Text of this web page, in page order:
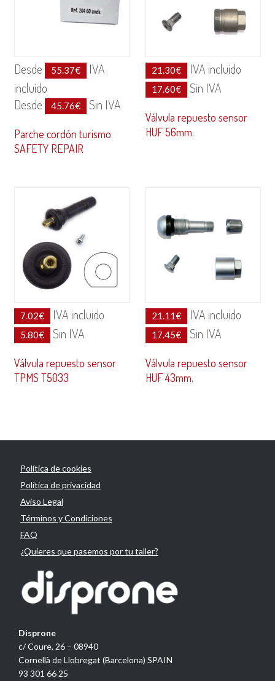
Desde 55.37€
IVA
incluido
Desde
45.76€ Sin IVA
Parche cordón turismo
SAFETY REPAIR
21.30€ IVA incluido
17.60€ Sin IVA
Válvula repuesto sensor
HUF 56mm.
7.02€ IVA incluido
5.80€ Sin IVA
Válvula repuesto sensor
TPMS T5033
21.11€ IVA incluido
17.45€ Sin IVA
Válvula repuesto sensor
HUF 43mm.
Política de cookies
Política de privacidad
Aviso Legal
Términos y Condiciones
FAQ
¿Quieres que pasemos por tu taller?
Disprone
c/ Coure, 26 – 08940
Cornellà de Llobregat (Barcelona) SPAIN
93 301 66 25